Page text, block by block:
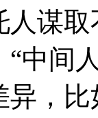
人谋
中间
异，